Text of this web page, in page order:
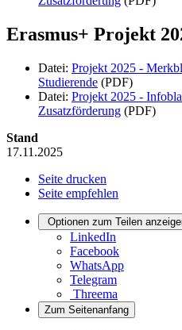
Erasmus+ Projekt
Datei: Projekt 2025 -
Studierende (PDF)
Datei: Projekt 2025 -
Zusatzförderung (PDF)
Stand
17.11.2025
Seite drucken
Seite empfehlen
Optionen zum Teilen
LinkedIn
Facebook
WhatsApp
Telegram
Threema
Zum Seitenanfang